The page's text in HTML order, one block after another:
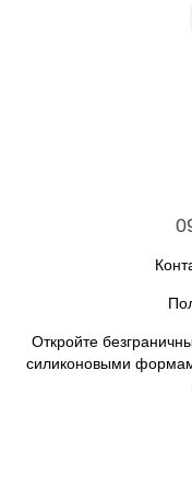
Откройте
силиконовыми